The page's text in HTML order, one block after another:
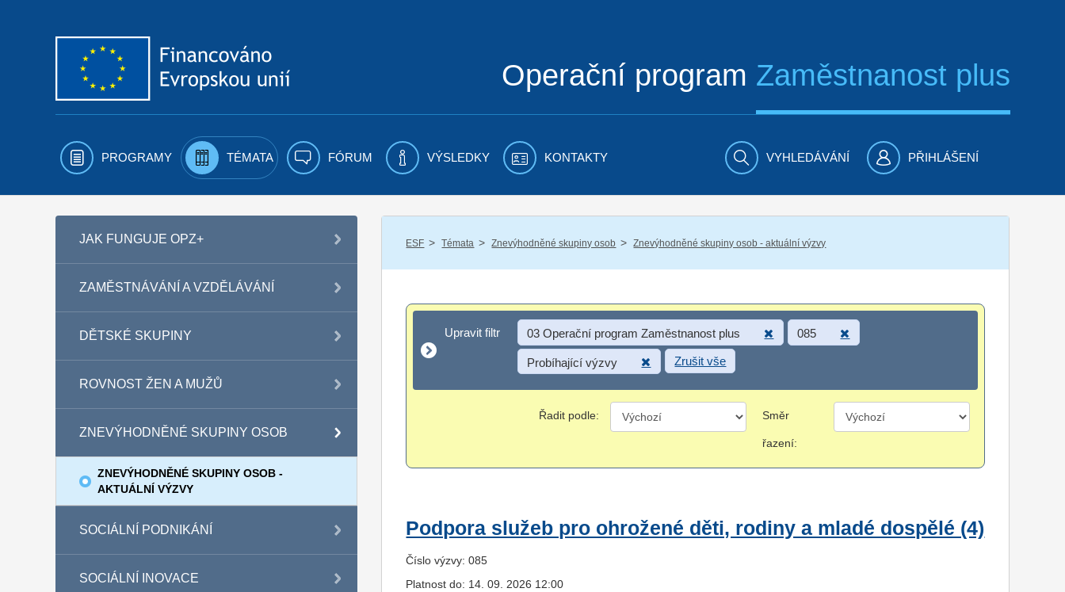
Operační program Zaměstnanost plus
PROGRAMY TÉMATA FÓRUM VÝSLEDKY KONTAKTY VYHLEDÁVÁNÍ PŘIHLÁŠENÍ
JAK FUNGUJE OPZ+
ZAMĚSTNÁVÁNÍ A VZDĚLÁVÁNÍ
DĚTSKÉ SKUPINY
ROVNOST ŽEN A MUŽŮ
ZNEVÝHODNĚNÉ SKUPINY OSOB
ZNEVÝHODNĚNÉ SKUPINY OSOB -
AKTUÁLNÍ VÝZVY
SOCIÁLNÍ PODNIKÁNÍ
SOCIÁLNÍ INOVACE
ESF / Témata / Znevýhodněné skupiny osob / Znevýhodněné skupiny osob - aktuální výzvy
Upravit filtr
Upravit filtr 03 Operační program Zaměstnanost plus 085
Probíhající výzvy Zrušit vše
Řadit podle: Směr
řazení:
Podpora služeb pro ohrožené děti, rodiny a mladé dospělé (4)
Číslo výzvy: 085
Platnost do: 14. 09. 2026 12:00